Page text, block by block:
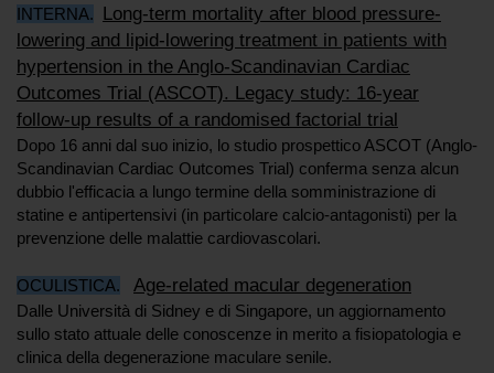
INTERNA. Long-term mortality after blood pressure-
lowering and lipid-lowering treatment in patients with
hypertension in the Anglo-Scandinavian Cardiac
Outcomes Trial (ASCOT). Legacy study: 16-year
follow-up results of a randomised factorial trial
Dopo 16 anni dal suo inizio, lo studio prospettico ASCOT (Anglo-
Scandinavian Cardiac Outcomes Trial) conferma senza alcun
dubbio l'efficacia a lungo termine della somministrazione di
statine e antipertensivi (in particolare calcio-antagonisti) per la
prevenzione delle malattie cardiovascolari.
OCULISTICA. Age-related macular degeneration
Dalle Università di Sidney e di Singapore, un aggiornamento
sullo stato attuale delle conoscenze in merito a fisiopatologia e
clinica della degenerazione maculare senile.